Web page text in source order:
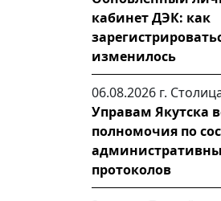
кабинет ДЭК: как
изменилось
06.08.2026 г.
Управам Якутска
полномочия по
протоколов